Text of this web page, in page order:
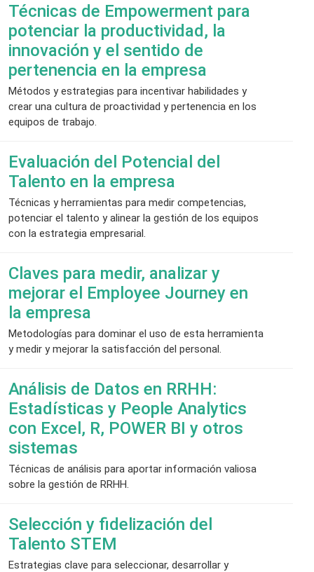
Técnicas de Empowerment para
potenciar la productividad, la
innovación y el sentido de
pertenencia en la empresa
Métodos y estrategias para incentivar habilidades y
crear una cultura de proactividad y pertenencia en los
equipos de trabajo.
Evaluación del Potencial del
Talento en la empresa
Técnicas y herramientas para medir competencias,
potenciar el talento y alinear la gestión de los equipos
con la estrategia empresarial.
Claves para medir, analizar y
mejorar el Employee Journey en
la empresa
Metodologías para dominar el uso de esta herramienta
y medir y mejorar la satisfacción del personal.
Análisis de Datos en RRHH:
Estadísticas y People Analytics
con Excel, R, POWER BI y otros
sistemas
Técnicas de análisis para aportar información valiosa
sobre la gestión de RRHH.
Selección y fidelización del
Talento STEM
Estrategias clave para seleccionar, desarrollar y